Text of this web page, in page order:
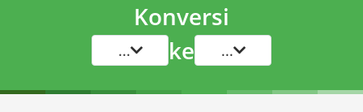
Konversi
... ke ...